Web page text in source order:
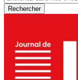
Rechercher